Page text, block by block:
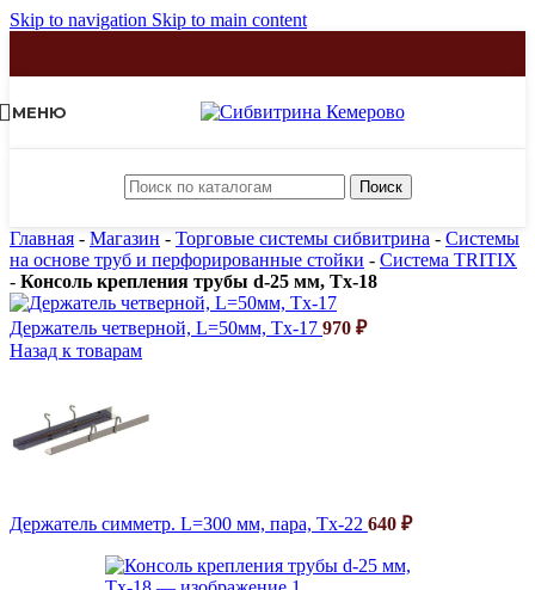
Skip to navigation Skip to main content
МЕНЮ
Поиск
Главная - Магазин - Торговые системы сибвитрина - Системы
на основе труб и перфорированные стойки - Система TRITIX
- Консоль крепления трубы d-25 мм, Tx-18
Держатель четверной, L=50мм, Tx-17 970 ₽
Назад к товарам
Держатель симметр. L=300 мм, пара, Tx-22 640 ₽